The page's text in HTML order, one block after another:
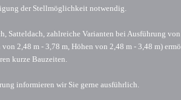
der Stellmöglichkeit notwendig.
Satteldach, zahlreiche Varianten bei Ausführung von
2,48 m - 3,78 m, Höhen von 2,48 m - 3,48 m)
kurze Bauzeiten.
informieren wir Sie gerne ausführlich.